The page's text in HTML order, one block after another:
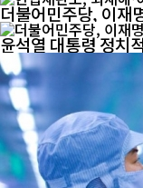
더불어민주당, 이재
윤석열 대통령 정치